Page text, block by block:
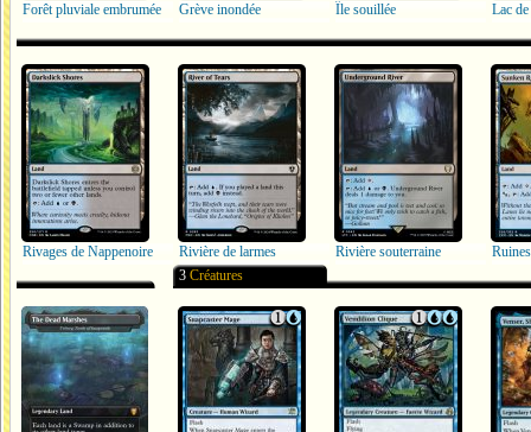
Forêt pluviale embrumée Grève inondée Île souillée Lac
Rivages de Nappenoire Rivière de larmes Rivière souterraine
3 Créatures